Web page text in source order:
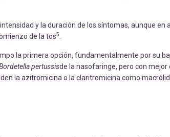
y la duración de los síntomas, aunque en
de la tos5
la primera opción, fundamentalmente por su
pertussisde la nasofaringe, pero con
la azitromicina o la claritromicina como